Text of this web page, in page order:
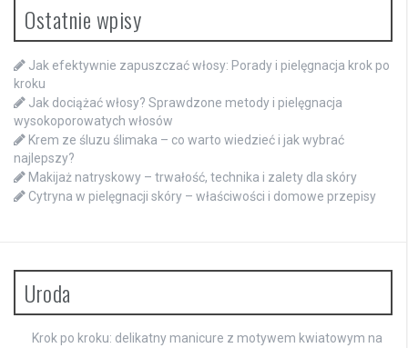
Ostatnie wpisy
Jak efektywnie zapuszczać włosy: Porady i pielęgnacja krok po
kroku
Jak dociążać włosy? Sprawdzone metody i pielęgnacja
wysokoporowatych włosów
Krem ze śluzu ślimaka – co warto wiedzieć i jak wybrać
najlepszy?
Makijaż natryskowy – trwałość, technika i zalety dla skóry
Cytryna w pielęgnacji skóry – właściwości i domowe przepisy
Uroda
Krok po kroku: delikatny manicure z motywem kwiatowym na